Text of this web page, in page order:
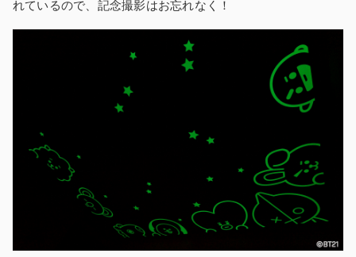
れているので、記念撮影はお忘れなく！